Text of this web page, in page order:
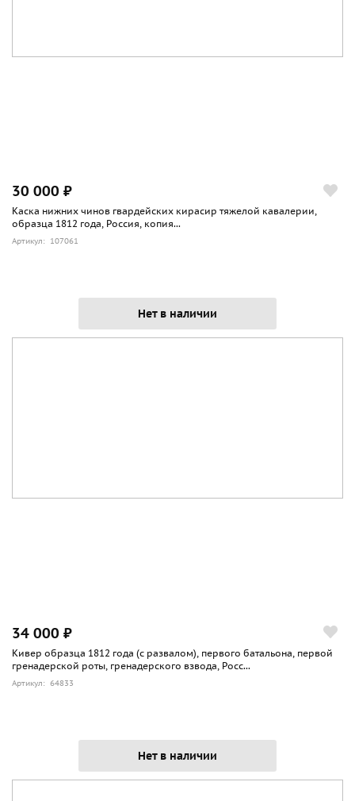
30 000 ₽
Каска нижних чинов гвардейских кирасир тяжелой кавалерии,
образца 1812 года, Россия, копия...
Артикул: 107061
Нет в наличии
34 000 ₽
Кивер образца 1812 года (с развалом), первого батальона, первой
гренадерской роты, гренадерского взвода, Росс...
Артикул: 64833
Нет в наличии